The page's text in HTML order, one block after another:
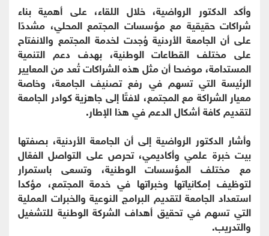
وأكد الدكتور الرواضية، خلال اللقاء، على أهمية بناء
شراكات حقيقية مع مؤسسات المجتمع المحلي، مشددًا
على أن الجامعة الأردنية وُجدت لخدمة المجتمع والانفتاح
على مختلف القطاعات الوطنية، بهدف دعم التنمية
المستدامة، موضحا أن مثل هذه الشراكات تُعد من المعايير
الرئيسة التي تسهم في رفع تصنيف الجامعة، وخاصة
معيار الشراكة مع المجتمع، لافتًا إلى جاهزية كوادر الجامعة
لتقديم كافة أشكال الدعم في هذا الإطار.
وأشار الدكتور الرواضية إلى أن الجامعة الأردنية، بصفتها
بيت خبرة علمي وأكاديمي، تحرص على التواصل الفعّال
مع مختلف المؤسسات الوطنية، وتسعى باستمرار
لتوظيف إمكانياتها وخبراتها في خدمة المجتمع، مؤكدا
استعداد الجامعة لتقديم البرامج النوعية والخبرات العملية
التي تسهم في تحقيق أهداف الشركة الوطنية للتشغيل
والتدريب.